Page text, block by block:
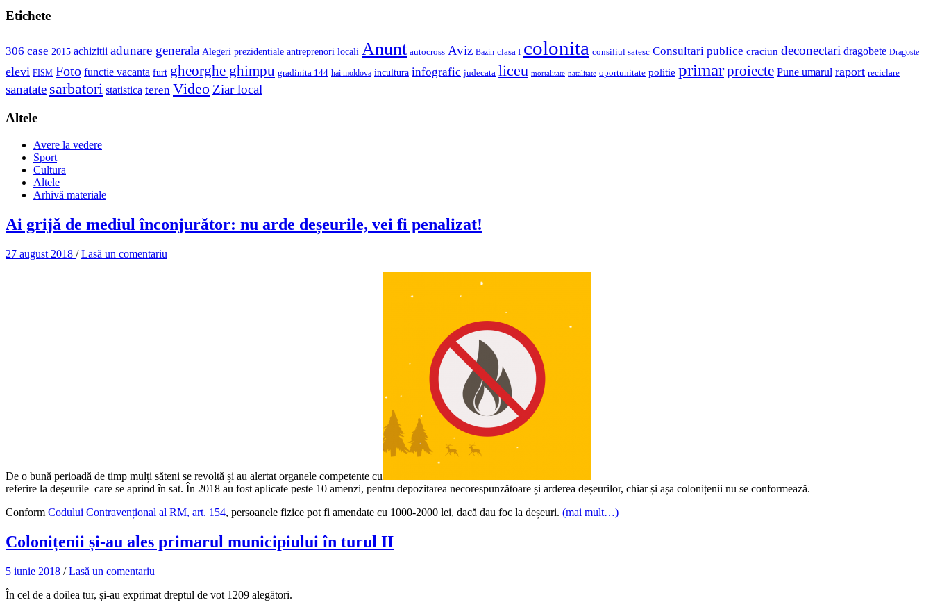
Etichete
306 case 2015 achizitii adunare generala Alegeri prezidentiale antreprenori locali Anunt autocross Aviz Bazin clasa I colonita consiliul satesc Consultari publice craciun deconectari dragobete Dragoste
elevi FISM Foto functie vacanta furt gheorghe ghimpu gradinita 144 hai moldova incultura infografic judecata liceu mortalitate natalitate oportunitate politie primarproiecte Pune umarul raport reciclare
sanatate sarbatori statistica teren Video Ziar local
Altele
Avere la vedere
Sport
Cultura
Altele
Arhivă materiale
Ai grijă de mediul înconjurător: nu arde deșeurile, vei fi penalizat!
27 august 2018 /Lasă un comentariu
De o bună perioadă de timp mulți săteni se revoltă și au alertat organele competente cu
referire la deșeurile care se aprind în sat. În 2018 au fost aplicate peste 10 amenzi, pentru depozitarea necorespunzătoare și arderea deșeurilor, chiar și așa colonițenii nu se conformează.
Conform Codului Contravențional al RM, art. 154, persoanele fizice pot fi amendate cu 1000-2000 lei, dacă dau foc la deșeuri. (mai mult…)
Colonițenii și-au ales primarul municipiului în turul II
5 iunie 2018 /Lasă un comentariu
În cel de a doilea tur, și-au exprimat dreptul de vot 1209 alegători.